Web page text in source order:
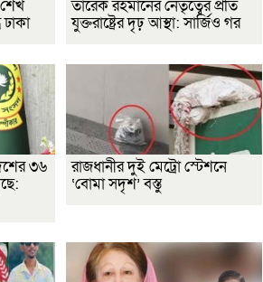
শেখ
ঢাকা
তারেক রহমানের নেতৃত্বের প্রতি
যুক্তরাষ্ট্রের দৃঢ় আস্থা: সার্জিও গর
৩৬
রাজধানীর দুই মেট্রো স্টেশনে
‘বোমা সদৃশ’ বস্তু